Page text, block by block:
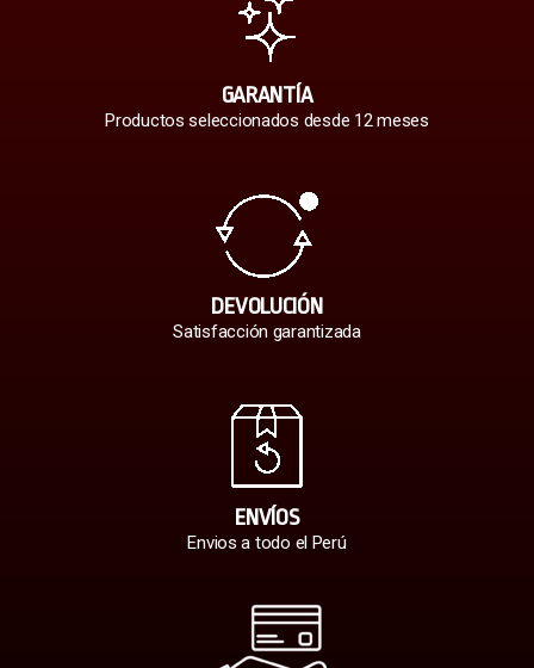
GARANTÍA
Productos seleccionados desde 12 meses
DEVOLUCIÓN
Satisfacción garantizada
ENVÍOS
Envios a todo el Perú